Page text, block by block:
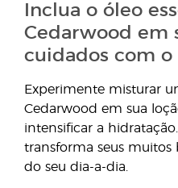
Inclua o óleo
Cedarwood em
cuidados com o
Experimente misturar
Cedarwood em sua
intensificar a
transforma seus
do seu dia-a-dia.